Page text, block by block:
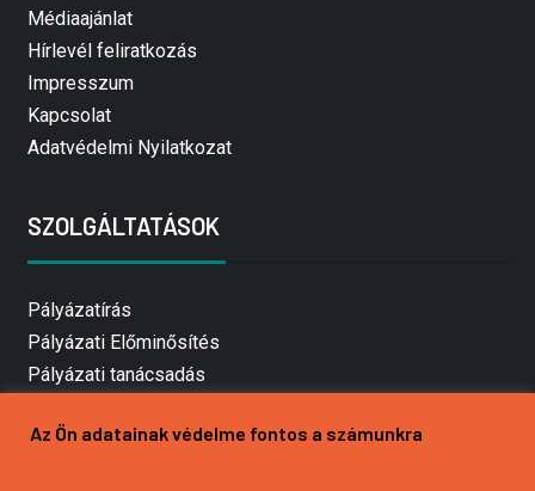
Médiaajánlat
Hírlevél feliratkozás
Impresszum
Kapcsolat
Adatvédelmi Nyilatkozat
SZOLGÁLTATÁSOK
Pályázatírás
Pályázati Előminősítés
Pályázati tanácsadás
Mezőgazdasági pályázatírás
Az Ön adatainak védelme fontos a számunkra